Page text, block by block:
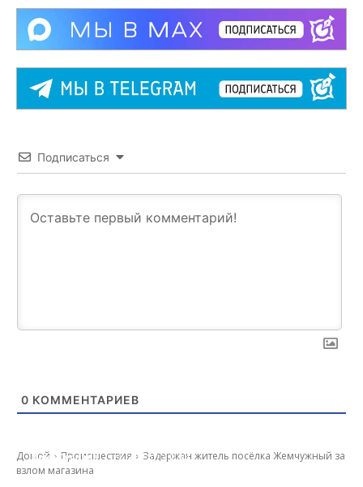
Подписаться
0 КОММЕНТАРИЕВ